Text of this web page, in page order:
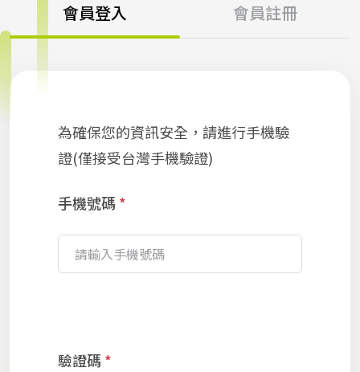
會員登入 會員註冊
為確保您的資訊安全，請進行手機驗
證(僅接受台灣手機驗證)
手機號碼 *
驗證碼 *